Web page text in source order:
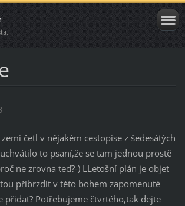
četl v nějakém cestopise z šedesátých
to psaní,že se tam jednou prostě
ne zrovna teď?-) LLetošní plán je objet
přibrzdit v této bohem zapomenuté
přidat? Potřebujeme čtvrtého,tak dejte